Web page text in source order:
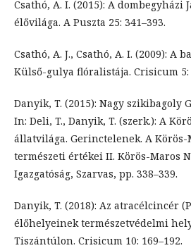
Csathó, A. I. (2015): A dombegyházi
élővilága. A Puszta 25: 341–393.
Csathó, A. J., Csathó, A. I. (2009): A
Külső-gulya flóralistája. Crisicum 5:
Danyik, T. (2015): Nagy
In: Deli, T., Danyik, T. (szerk.): A
állatvilága. Gerinctelenek. A Körös-
természeti értékei II. Körös-Maros
Igazgatóság, Szarvas, pp. 338–339.
Danyik, T. (2018): Az atracélcincér
élőhelyeinek természetvédelmi
Tiszántúlon. Crisicum 10: 169–192.